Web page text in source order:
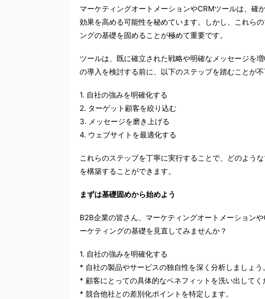
マーケティングオートメーションやCRMツールは、確
効果を高める可能性を秘めています。しかし、これら
ングの基礎を固めることが極めて重要です。
ツールは、既に確立された戦略や明確なメッセージを
の導入を検討する前に、以下のステップを踏むことが不
1. 自社の強みを明確化する
2. ターゲット顧客を絞り込む
3. メッセージを磨き上げる
4. ウェブサイトを最適化する
これらのステップを丁寧に実行することで、どのよう
を構築することができます。
まずは基礎固めから始めよう
B2B企業の皆さん、マーケティングオートメーション
ーケティングの基礎を見直してみませんか？
1. 自社の強みを明確化する
* 自社の製品やサービスの独自性を深く分析しましょう。
* 顧客にとっての具体的なベネフィットを洗い出してく
* 競合他社との差別化ポイントを特定します。